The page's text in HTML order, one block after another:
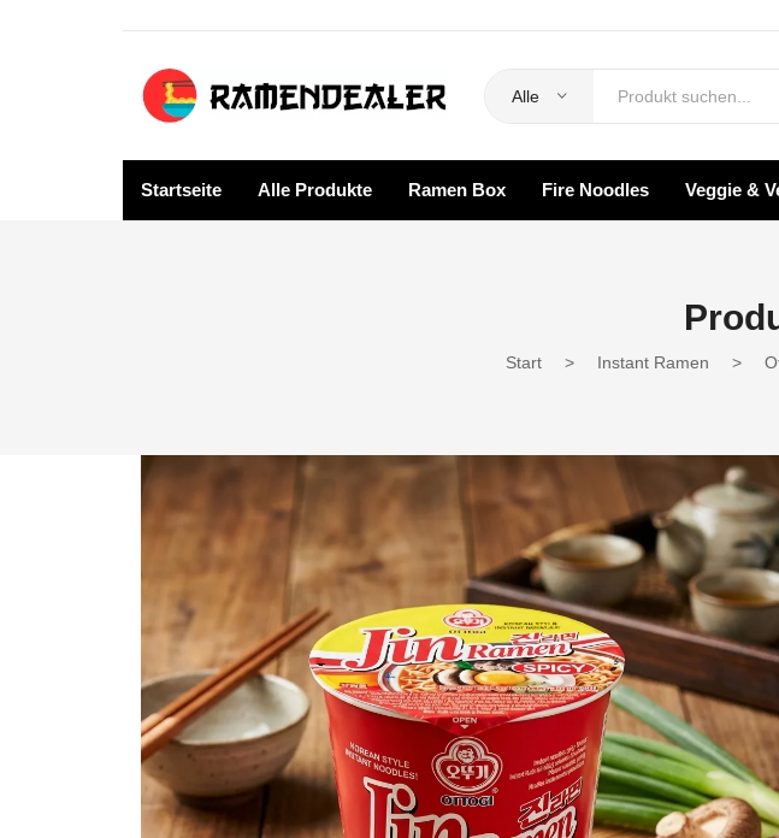
Alle
Startseite Alle Produkte Ramen Box Fire Noodles Veggie &
Start > Instant Ramen >